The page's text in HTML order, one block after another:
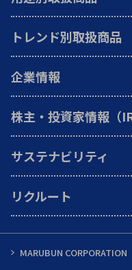
トレンド別取扱商品
企業情報
株主・投資家情報（IR
サステナビリティ
リクルート
MARUBUN CORPORATION